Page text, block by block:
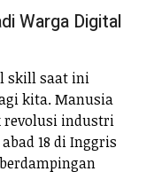
Warga Digital
skill saat ini
kita. Manusia
revolusi industri
18 di Inggris